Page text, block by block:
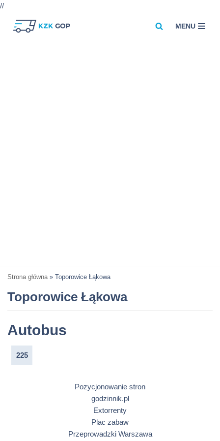
//
MENU
Strona główna » Toporowice Łąkowa
Toporowice Łąkowa
Autobus
225
Pozycjonowanie stron
godzinnik.pl
Extorrenty
Plac zabaw
Przeprowadzki Warszawa